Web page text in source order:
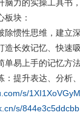
脑力的实操工具书
板块：
除惯性思维，建立
造长效记忆、快速
单易上手的记忆方
：提升表达、分析
s/
s/844e3c5ddcbb